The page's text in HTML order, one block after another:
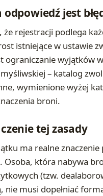
jest
że rejestracji podlega
istniejące w ustawie
ograniczanie wyjątków
– katalog
wymienione wyżej
broni.
tej zasady
ma realne znaczenie
Osoba, która nabywa
(tzw.
nie musi dopełniać